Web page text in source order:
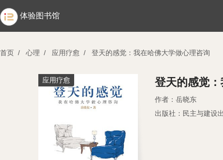
体验图书馆
首页 / 心理 / 应用疗愈 / 登天的感觉：我在哈佛大学做心理咨询
应用疗愈 登天的感觉
作者：岳晓东
出版社：民主与建设